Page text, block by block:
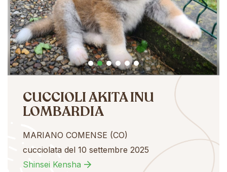
CUCCIOLI AKITA INU
LOMBARDIA
MARIANO COMENSE (CO)
cucciolata del 10 settembre 2025
Shinsei Kensha